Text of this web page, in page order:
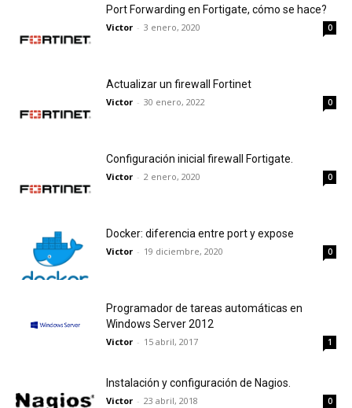
Port Forwarding en Fortigate, cómo se hace?
Victor - 3 enero, 2020 0
Actualizar un firewall Fortinet
Victor - 30 enero, 2022 0
Configuración inicial firewall Fortigate.
Victor - 2 enero, 2020 0
Docker: diferencia entre port y expose
Victor - 19 diciembre, 2020 0
Programador de tareas automáticas en
Windows Server 2012
Victor - 15 abril, 2017 1
Instalación y configuración de Nagios.
Victor - 23 abril, 2018 0